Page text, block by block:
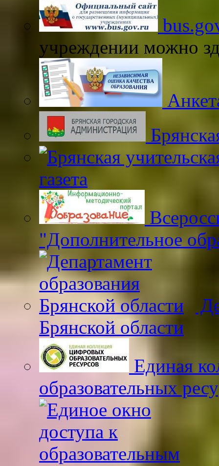
учреждении можно
газета
"Дополнительное
Брянской области
Единая
образовательных